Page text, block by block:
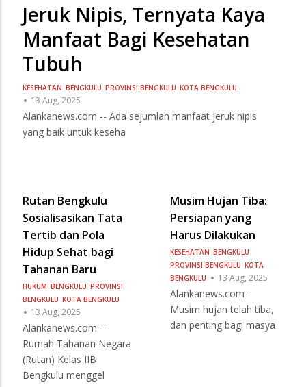
Jeruk Nipis, Ternyata Kaya
Manfaat Bagi Kesehatan
Tubuh
KESEHATAN BENGKULU PROVINSI BENGKULU KOTA BENGKULU
13 Aug, 2025
Alankanews.com -- Ada sejumlah manfaat jeruk nipis
yang baik untuk keseha
Rutan Bengkulu
Sosialisasikan Tata
Tertib dan Pola
Hidup Sehat bagi
Tahanan Baru
HUKUM BENGKULU PROVINSI
BENGKULU KOTA BENGKULU
13 Aug, 2025
Alankanews.com --
Rumah Tahanan Negara
(Rutan) Kelas IIB
Bengkulu menggel
Musim Hujan Tiba:
Persiapan yang
Harus Dilakukan
KESEHATAN BENGKULU
PROVINSI BENGKULU KOTA
BENGKULU
13 Aug, 2025
Alankanews.com -
Musim hujan telah tiba,
dan penting bagi masya